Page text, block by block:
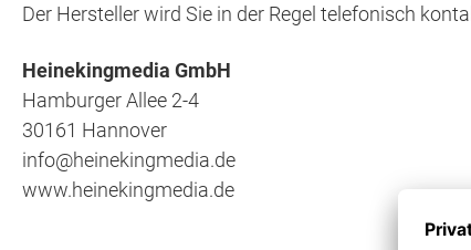
Der Hersteller wird Sie in der Regel telefonisch
Heinekingmedia GmbH
Hamburger Allee 2-4
30161 Hannover
info@heinekingmedia.de
www.heinekingmedia.de